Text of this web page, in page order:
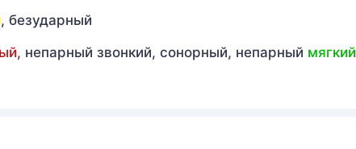
, безударный
, непарный звонкий, сонорный, непарный мягкий